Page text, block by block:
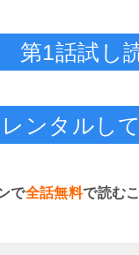
第1話試し
レンタルし
で全話無料で読む